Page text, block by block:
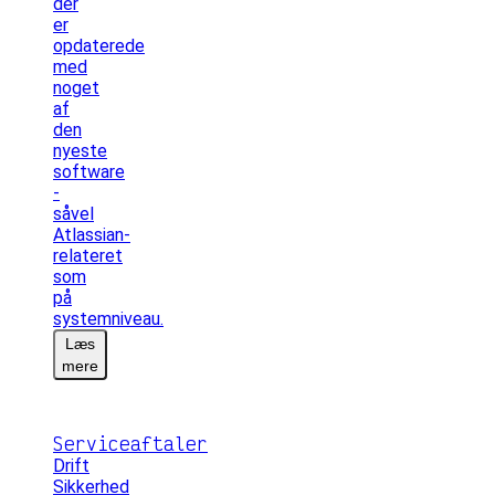
er
opdaterede
med
noget
af
den
nyeste
software
-
såvel
Atlassian-
relateret
som
på
systemniveau.
Læs
mere
Serviceaftaler
Drift
Sikkerhed